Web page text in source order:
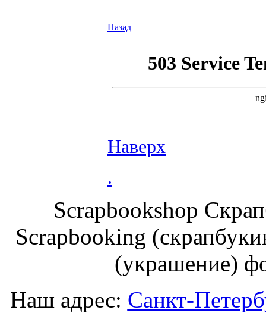
Назад
Наверх
.
Scrapbookshop
Scrapbooking
(украшение)
Наш адрес: Санкт-